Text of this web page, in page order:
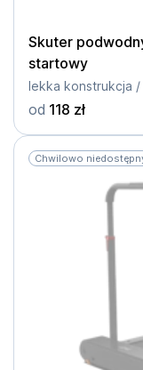
Skuter
startowy
od 118 zł
Chwilowo